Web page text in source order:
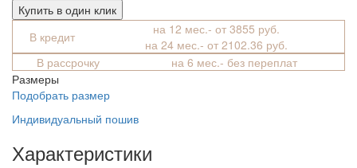
Купить в один клик
В кредит
на 12 мес.- от 3855 руб.
на 24 мес.- от 2102.36 руб.
В рассрочку
на 6 мес.- без переплат
Размеры
Подобрать размер
Индивидуальный пошив
Характеристики